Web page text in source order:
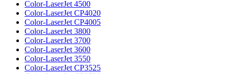
Color-LaserJet 4500
Color-LaserJet CP4020
Color-LaserJet CP4005
Color-LaserJet 3800
Color-LaserJet 3700
Color-LaserJet 3600
Color-LaserJet 3550
Color-LaserJet CP3525